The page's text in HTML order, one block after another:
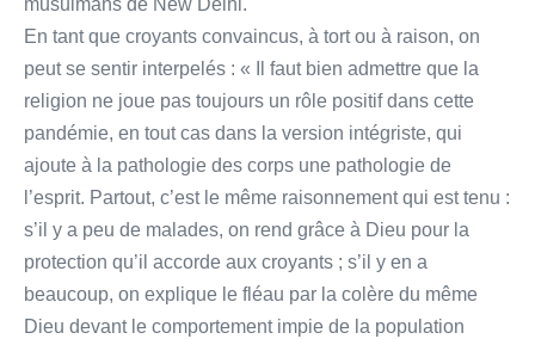
musulmans de New Delhi.
En tant que croyants convaincus, à tort ou à raison, on
peut se sentir interpelés : « Il faut bien admettre que la
religion ne joue pas toujours un rôle positif dans cette
pandémie, en tout cas dans la version intégriste, qui
ajoute à la pathologie des corps une pathologie de
l’esprit. Partout, c’est le même raisonnement qui est tenu :
s’il y a peu de malades, on rend grâce à Dieu pour la
protection qu’il accorde aux croyants ; s’il y en a
beaucoup, on explique le fléau par la colère du même
Dieu devant le comportement impie de la population